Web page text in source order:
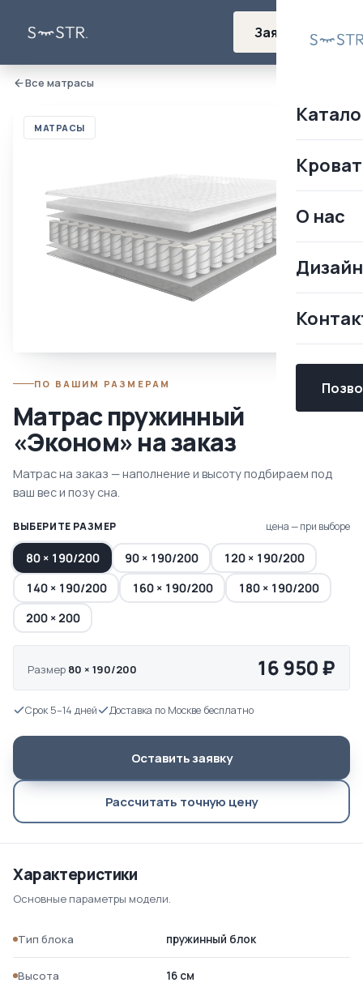
Заявка
О нас
Все матрасы
МАТРАСЫ
ПО ВАШИМ РАЗМЕРАМ
Матрас пружинный
«Эконом» на заказ
Матрас на заказ — наполнение и высоту подбираем под
ваш вес и позу сна.
ВЫБЕРИТЕ РАЗМЕР цена — при выборе
80 × 190/200 90 × 190/200
120 × 190/200
140 × 190/200
160 × 190/200
180 × 190/200
200 × 200
Размер 80 × 190/200 16 950 ₽
Срок 5–14 дней Доставка по Москве бесплатно
Оставить заявку
Рассчитать точную цену
Характеристики
Основные параметры модели.
Тип блока пружинный блок
Высота 16 см